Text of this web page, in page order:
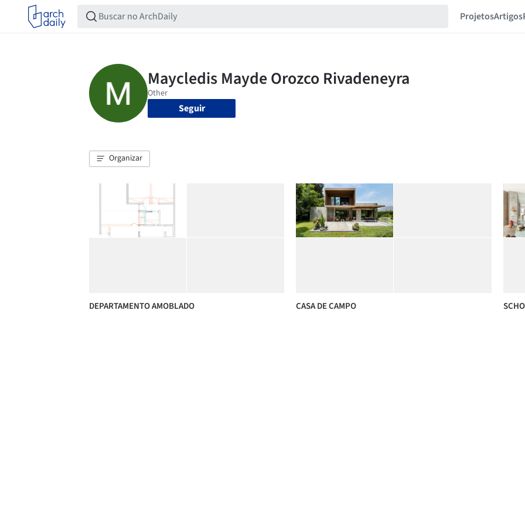
ProjetosArtigos
Seguir
Organizar
DEPARTAMENTO AMOBLADO CASA DE CAMPO